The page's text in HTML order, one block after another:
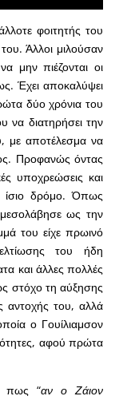
φοιτητής του
Άλλοι μιλούσαν
μην πιέζονται οι
Έχει αποκαλύψει
δύο χρόνια του
να διατηρήσει την
με αποτέλεσμα να
Προφανώς όντας
υποχρεώσεις και
ίσιο δρόμο. Όπως
ως την
του είχε πρωινό
του ήδη
και άλλες πολλές
στόχο τη αύξησης
αντοχής του, αλλά
ο Γουίλιαμσον
αφού πρώτα
πως “αν ο Ζάιον